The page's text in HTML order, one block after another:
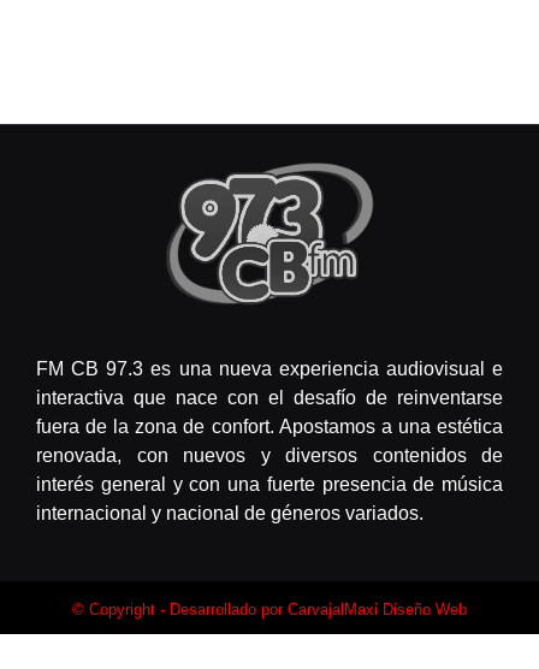
FM CB 97.3 es una nueva experiencia audiovisual e
interactiva que nace con el desafío de reinventarse
fuera de la zona de confort. Apostamos a una estética
renovada, con nuevos y diversos contenidos de
interés general y con una fuerte presencia de música
internacional y nacional de géneros variados.
© Copyright - Desarrollado por CarvajalMaxi Diseño Web